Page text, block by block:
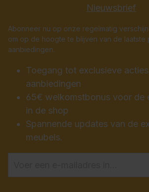
Nieuwsbrief
Abonneer nu op onze regelmatig
om op de hoogte te blijven van de laatste
aanbiedingen.
Toegang tot exclusieve
aanbiedingen
65€ welkomstbonus voor de
in de shop
Spannende updates van de
meubels.